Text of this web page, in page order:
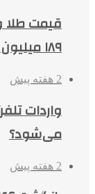
قیمت طلا
۱۸۹ میلیون تومان
2 هفته پیش
واردات
می‌شود؟
2 هفته پیش